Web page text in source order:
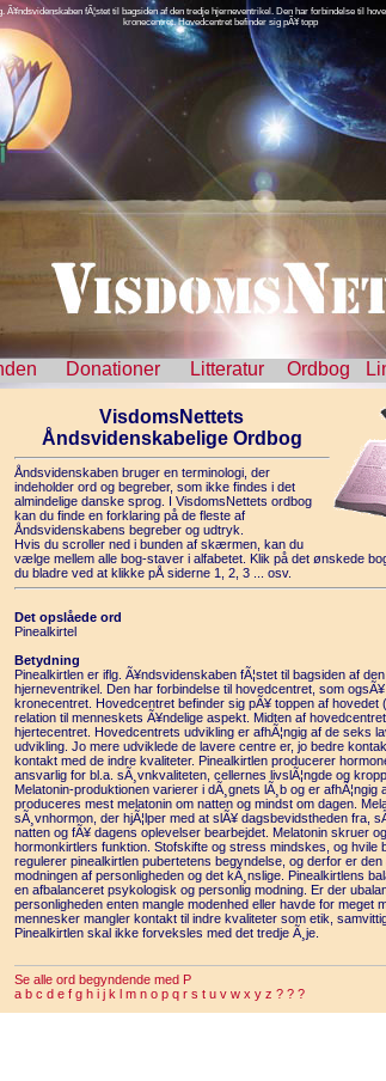
Ã¥ndsvidenskaben fÃ¦stet til bagsiden af den tredje hjerneventrikel. Den har forbindelse til
kronecentret. Hovedcentret befinder sig pÃ¥ topp
Donationer Litteratur Ordbog
VisdomsNettets
Åndsvidenskabelige Ordbog
Åndsvidenskaben bruger en terminologi, der
indeholder ord og begreber, som ikke findes i det
almindelige danske sprog. I VisdomsNettets ordbog
kan du finde en forklaring på de fleste af
Åndsvidenskabens begreber og udtryk.
Hvis du scroller ned i bunden af skærmen, kan du
vælge mellem alle bog-staver i alfabetet. Klik på det ønskede
du bladre ved at klikke pÅ siderne 1, 2, 3 ... osv.
Det opslåede ord
Pinealkirtel
Betydning
Pinealkirtlen er iflg. Ã¥ndsvidenskaben fÃ¦stet til bagsiden af
hjerneventrikel. Den har forbindelse til hovedcentret, som
kronecentret. Hovedcentret befinder sig pÃ¥ toppen af hovedet
relation til menneskets Ã¥ndelige aspekt. Midten af
hjertecentret. Hovedcentrets udvikling er afhÃ¦ngig af de seks
udvikling. Jo mere udviklede de lavere centre er, jo bedre
kontakt med de indre kvaliteter. Pinealkirtlen producerer
ansvarlig for bl.a. sÃ¸vnkvaliteten, cellernes livslÃ¦ngde og
Melatonin-produktionen varierer i dÃ¸gnets lÃ¸b og er afhÃ¦ngig
produceres mest melatonin om natten og mindst om dagen.
sÃ¸vnhormon, der hjÃ¦lper med at slÃ¥ dagsbevidstheden fra,
natten og fÃ¥ dagens oplevelser bearbejdet. Melatonin skruer
hormonkirtlers funktion. Stofskifte og stress mindskes, og hvile
regulerer pinealkirtlen pubertetens begyndelse, og derfor er den
modningen af personligheden og det kÃ¸nslige. Pinealkirtlens
en afbalanceret psykologisk og personlig modning. Er der
personligheden enten mangle modenhed eller havde for meget
mennesker mangler kontakt til indre kvaliteter som etik,
Pinealkirtlen skal ikke forveksles med det tredje Ã¸je.
Se alle ord begyndende med P
a b c d e f g h i j k l m n o p q r s t u v w x y z ? ? ?